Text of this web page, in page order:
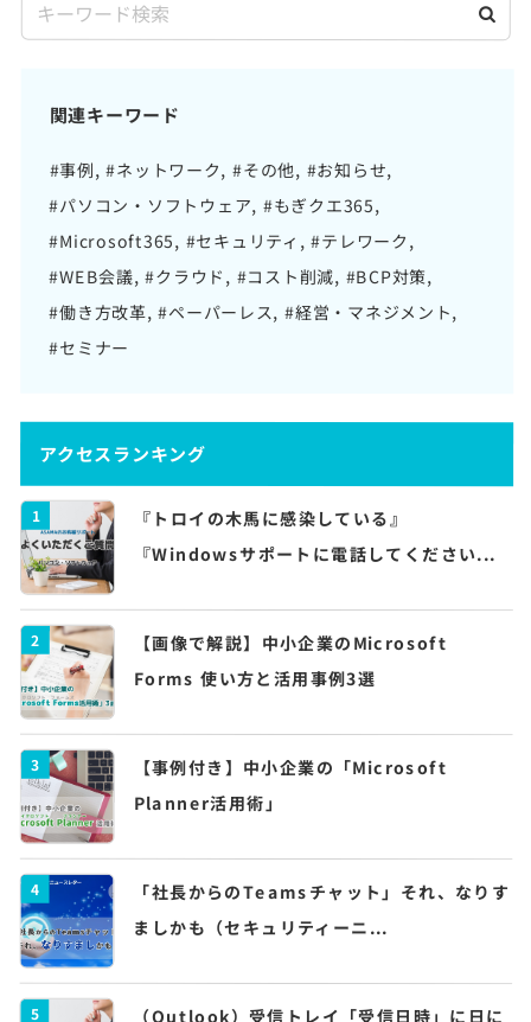
関連キーワード
#事例 #ネットワーク #その他 #お知らせ
#パソコン・ソフトウェア #もぎクエ365
#Microsoft365 #セキュリティ #テレワーク
#WEB会議 #クラウド #コスト削減 #BCP対策
#働き方改革 #ペーパーレス #経営・マネジメント
#セミナー
アクセスランキング
1 『トロイの木馬に感染している』
『Windowsサポートに電話してください...
2 【画像で解説】中小企業のMicrosoft
Forms 使い方と活用事例3選
3 【事例付き】中小企業の「Microsoft
Planner活用術」
4 「社長からのTeamsチャット」それ、なりす
ましかも（セキュリティーニ...
5 （Outlook）受信トレイ「受信日時」に日に